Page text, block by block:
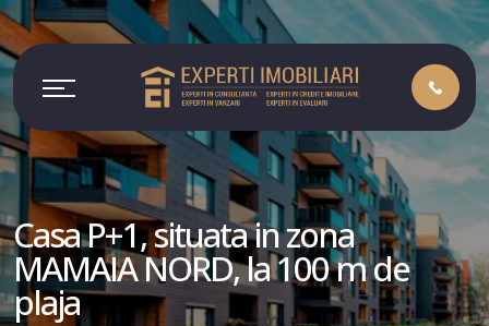
Casa P+1, situata in zona
MAMAIA NORD, la 100 m de
plaja